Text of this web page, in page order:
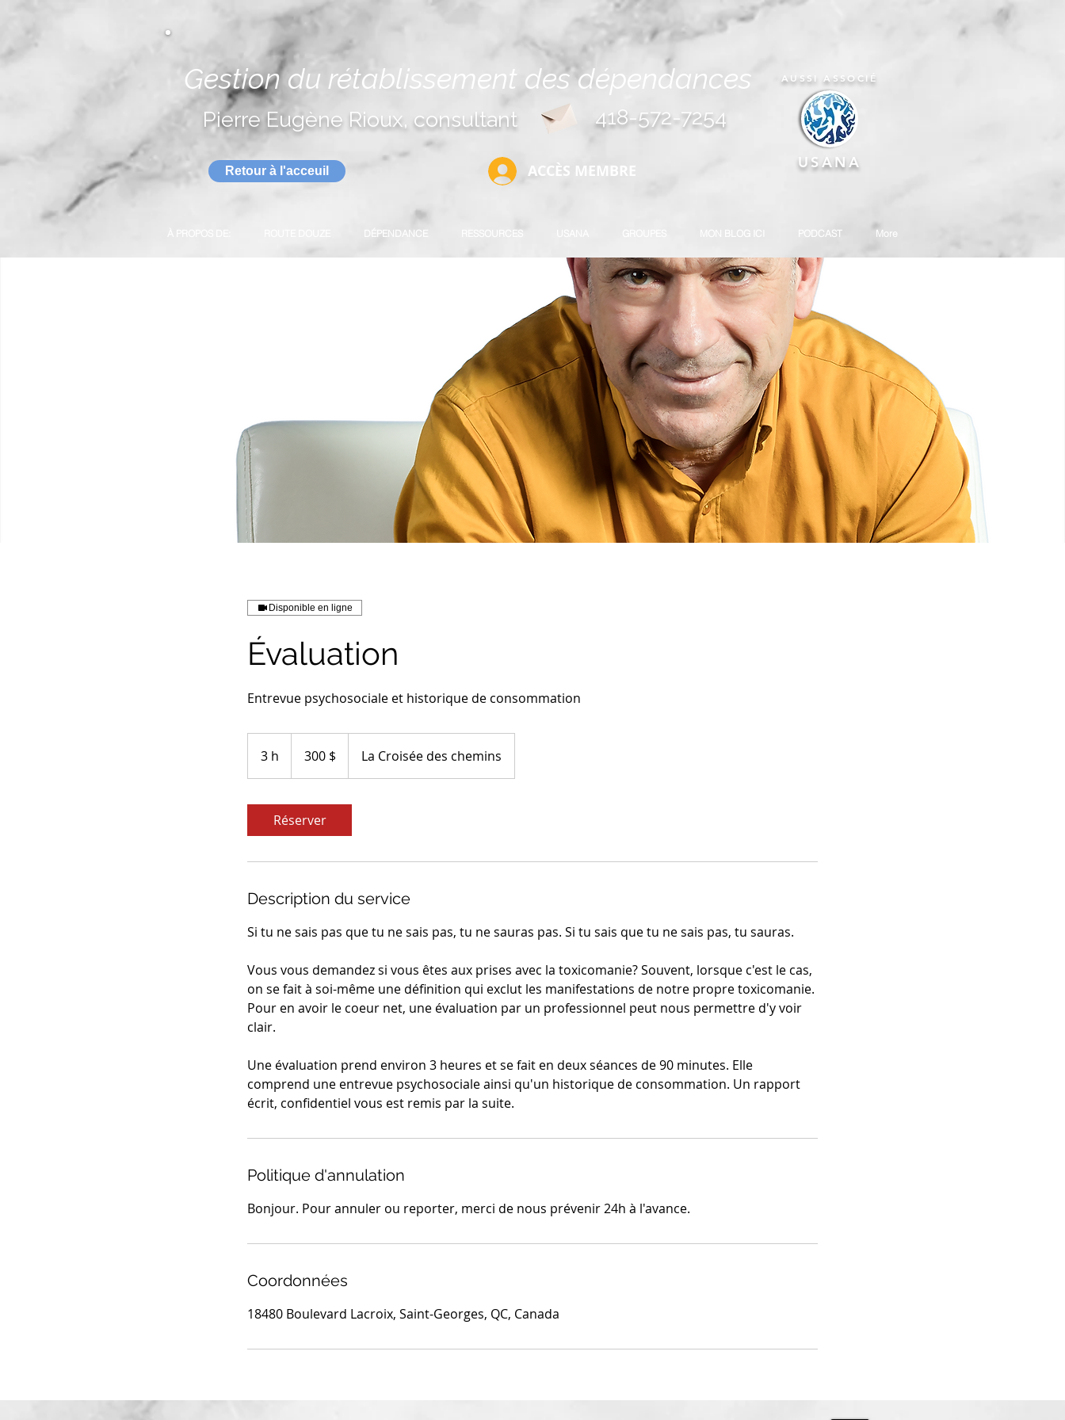
Gestion du rétablissement des dépendances
Pierre Eugène Rioux, consultant 418-572-7254
Retour à l'acceuil ACCÈS MEMBRE
AUSSI ASSOCIÉ
USANA
DÉPENDANCE RESSOURCES PODCAST More
Disponible en ligne
Évaluation
Entrevue psychosociale et historique de consommation
3 h
h
300 $ La Croisée des chemins
Réserver
Description du service
Si tu ne sais pas que tu ne sais pas, tu ne sauras pas. Si tu sais que tu ne sais pas, tu sauras.
Vous vous demandez si vous êtes aux prises avec la toxicomanie? Souvent, lorsque c'est le cas,
on se fait à soi-même une définition qui exclut les manifestations de notre propre toxicomanie.
Pour en avoir le coeur net, une évaluation par un professionnel peut nous permettre d'y voir
clair.
Une évaluation prend environ 3 heures et se fait en deux séances de 90 minutes. Elle
comprend une entrevue psychosociale ainsi qu'un historique de consommation. Un rapport
écrit, confidentiel vous est remis par la suite.
Politique d'annulation
Bonjour. Pour annuler ou reporter, merci de nous prévenir 24h à l'avance.
Coordonnées
18480 Boulevard Lacroix, Saint-Georges, QC, Canada